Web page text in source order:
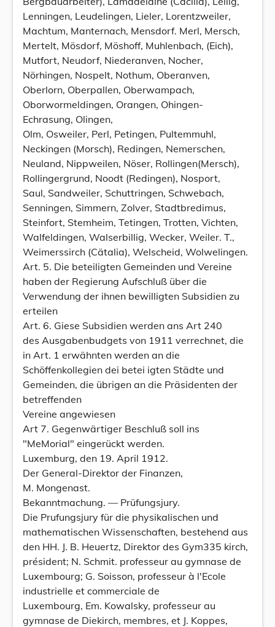
Lenningen, Leudelingen, Lieler, Lorentzweiler,
Machtum, Manternach, Mensdorf. Merl, Mersch,
Mertelt, Mösdorf, Möshoff, Muhlenbach, (Eich),
Mutfort, Neudorf, Niederanven, Nocher,
Nörhingen, Nospelt, Nothum, Oberanven,
Oberlorn, Oberpallen, Oberwampach,
Oborwormeldingen, Orangen, Ohingen-
Echrasung, Olingen,
Olm, Osweiler, Perl, Petingen, Pultemmuhl,
Neckingen (Morsch), Redingen, Nemerschen,
Neuland, Nippweilen, Nöser, Rollingen(Mersch),
Rollingergrund, Noodt (Redingen), Nosport,
Saul, Sandweiler, Schuttringen, Schwebach,
Senningen, Simmern, Zolver, Stadtbredimus,
Steinfort, Stemheim, Tetingen, Trotten, Vichten,
Walfeldingen, Walserbillig, Wecker, Weiler. T.,
Weimerssirch (Cätalia), Welscheid, Wolwelingen.
Art. 5. Die beteiligten Gemeinden und Vereine
haben der Regierung Aufschluß über die
Verwendung der ihnen bewilligten Subsidien zu
erteilen
Art. 6. Giese Subsidien werden ans Art 240
des Ausgabenbudgets von 1911 verrechnet, die
in Art. 1 erwähnten werden an die
Schöffenkollegien dei betei igten Städte und
Gemeinden, die übrigen an die Präsidenten der
betreffenden
Vereine angewiesen
Art 7. Gegenwärtiger Beschluß soll ins
"MeMorial" eingerückt werden.
Luxemburg, den 19. April 1912.
Der General-Direktor der Finanzen,
M. Mongenast.
Bekanntmachung. — Prüfungsjury.
Die Prufungsjury für die physikalischen und
mathematischen Wissenschaften, bestehend aus
den HH. J. B. Heuertz, Direktor des Gym335 kirch,
président; N. Schmit. professeur au gymnase de
Luxembourg; G. Soisson, professeur à l'Ecole
industrielle et commerciale de
Luxembourg, Em. Kowalsky, professeur au
gymnase de Diekirch, membres, et J. Koppes,